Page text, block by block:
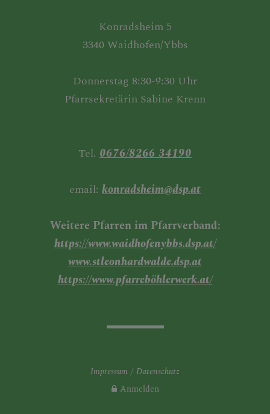
Konradsheim 5
3340 Waidhofen/Ybbs
Donnerstag 8:30-9:30 Uhr
Pfarrsekretärin Sabine Krenn
Tel. 0676/8266 34190
email: konradsheim@dsp.at
Weitere Pfarren im Pfarrverband:
https://www.waidhofenybbs.dsp.at/
www.stleonhardwalde.dsp.at
https://www.pfarreböhlerwerk.at/
Impressum
Datenschutz
Anmelden